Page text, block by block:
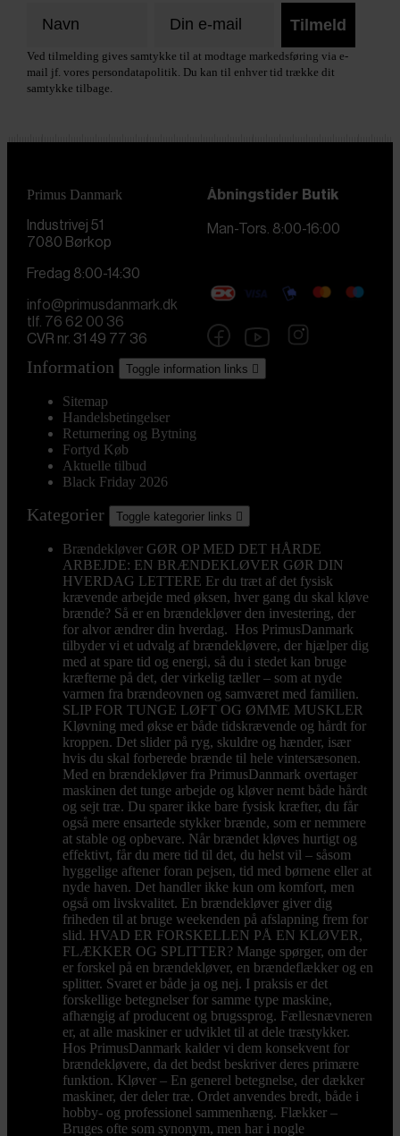
Tilmeld
Ved tilmelding gives samtykke til at modtage markedsføring via e-
mail jf. vores persondatapolitik. Du kan til enhver tid trække dit
samtykke tilbage.
Primus Danmark
Industrivej 51
7080 Børkop
Åbningstider Butik
Man-Tors. 8:00-16:00
Fredag 8:00-14:30
info@primusdanmark.dk
tlf. 76 62 00 36
CVR nr. 31 49 77 36
Information Toggle information links 
Sitemap
Handelsbetingelser
Returnering og Bytning
Fortyd Køb
Aktuelle tilbud
Black Friday 2026
Kategorier Toggle kategorier links 
Brændekløver GØR OP MED DET HÅRDE
ARBEJDE: EN BRÆNDEKLØVER GØR DIN
HVERDAG LETTERE Er du træt af det fysisk
krævende arbejde med øksen, hver gang du skal kløve
brænde? Så er en brændekløver den investering, der
for alvor ændrer din hverdag. Hos PrimusDanmark
tilbyder vi et udvalg af brændekløvere, der hjælper dig
med at spare tid og energi, så du i stedet kan bruge
kræfterne på det, der virkelig tæller – som at nyde
varmen fra brændeovnen og samværet med familien.
SLIP FOR TUNGE LØFT OG ØMME MUSKLER
Kløvning med økse er både tidskrævende og hårdt for
kroppen. Det slider på ryg, skuldre og hænder, især
hvis du skal forberede brænde til hele vintersæsonen.
Med en brændekløver fra PrimusDanmark overtager
maskinen det tunge arbejde og kløver nemt både hårdt
og sejt træ. Du sparer ikke bare fysisk kræfter, du får
også mere ensartede stykker brænde, som er nemmere
at stable og opbevare. Når brændet kløves hurtigt og
effektivt, får du mere tid til det, du helst vil – såsom
hyggelige aftener foran pejsen, tid med børnene eller at
nyde haven. Det handler ikke kun om komfort, men
også om livskvalitet. En brændekløver giver dig
friheden til at bruge weekenden på afslapning frem for
slid. HVAD ER FORSKELLEN PÅ EN KLØVER,
FLÆKKER OG SPLITTER? Mange spørger, om der
er forskel på en brændekløver, en brændeflækker og en
splitter. Svaret er både ja og nej. I praksis er det
forskellige betegnelser for samme type maskine,
afhængig af producent og brugssprog. Fællesnævneren
er, at alle maskiner er udviklet til at dele træstykker.
Hos PrimusDanmark kalder vi dem konsekvent for
brændekløvere, da det bedst beskriver deres primære
funktion. Kløver – En generel betegnelse, der dækker
maskiner, der deler træ. Ordet anvendes bredt, både i
hobby- og professionel sammenhæng. Flækker –
Bruges ofte som synonym, men har i nogle